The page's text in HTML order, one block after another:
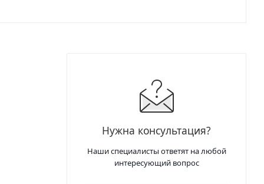
Нужна консультация?
Наши специалисты ответят на любой
интересующий вопрос